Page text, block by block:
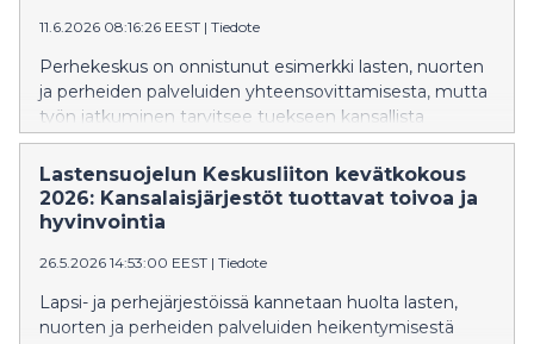
11.6.2026 08:16:26 EEST | Tiedote
Perhekeskus on onnistunut esimerkki lasten, nuorten
ja perheiden palveluiden yhteensovittamisesta, mutta
työn jatkuminen tarvitsee tuekseen kansallista
selkänojaa. Jos annamme yhteisen
perhekeskustoimintamallin rapautua, se heikentää
perheiden yhdenvertaisuutta eri puolilla Suomea.
Hallitusohjelmassa tulee varmistaa
kehittäminen.
Lastensuojelun Keskusliiton kevätkokous
2026: Kansalaisjärjestöt tuottavat toivoa ja
hyvinvointia
26.5.2026 14:53:00 EEST | Tiedote
Lapsi- ja perhejärjestöissä kannetaan huolta lasten,
nuorten ja perheiden palveluiden heikentymisestä